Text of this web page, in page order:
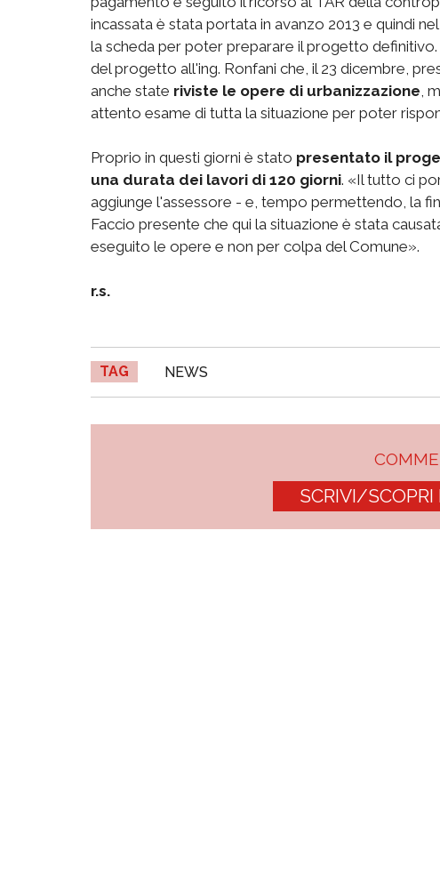
incassata è stata portata in avanzo 2013 e quindi
la scheda per poter preparare il progetto
del progetto all'ing. Ronfani che, il 23 dicembre,
anche state riviste le opere di urbanizzazione ,
attento esame di tutta la situazione per poter
Proprio in questi giorni è stato presentato il
una durata dei lavori di 120 giorni. «Il tutto ci
aggiunge l'assessore - e, tempo permettendo, la
Faccio presente che qui la situazione è stata
eseguito le opere e non per colpa del Comune».
r.s.
TAG NEWS
SCRIVI/